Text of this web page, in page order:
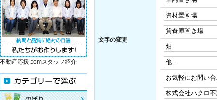
文字の変更
不動産応援.comスタッフ紹介